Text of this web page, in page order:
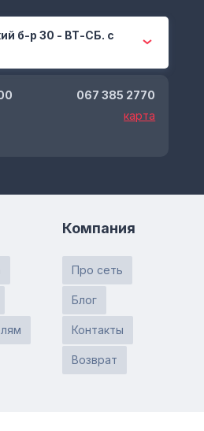
б-р 30 - ВТ-СБ. с
067 385 2770
карта
Компания
Про сеть
Блог
Контакты
Возврат